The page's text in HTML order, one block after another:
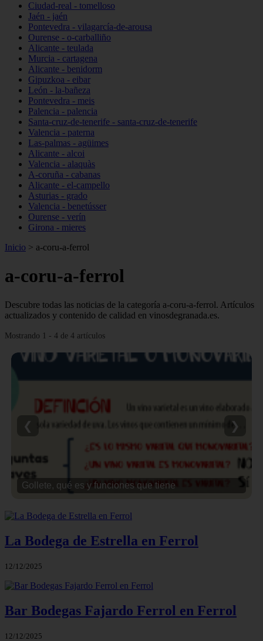
Ciudad-real - tomelloso
Jaén - jaén
Pontevedra - vilagarcía-de-arousa
Ourense - o-carballiño
Alicante - teulada
Murcia - cartagena
Alicante - benidorm
Gipuzkoa - eibar
León - la-bañeza
Pontevedra - meis
Palencia - palencia
Santa-cruz-de-tenerife - santa-cruz-de-tenerife
Valencia - paterna
Las-palmas - agüimes
Alicante - alcoi
Valencia - alaquàs
A-coruña - cabanas
Alicante - el-campello
Asturias - grado
Valencia - benetússer
Ourense - verín
Girona - mieres
Inicio > a-coru-a-ferrol
a-coru-a-ferrol
Descubre todas las noticias de la categoría a-coru-a-ferrol. Artículos
actualizados y contenido de calidad en vinosdegranada.es.
Mostrando 1 - 4 de 4 artículos
Gollete, qué es y funciones que tiene
❮ ❯
La Bodega de Estrella en Ferrol
12/12/2025
Bar Bodegas Fajardo Ferrol en Ferrol
12/12/2025